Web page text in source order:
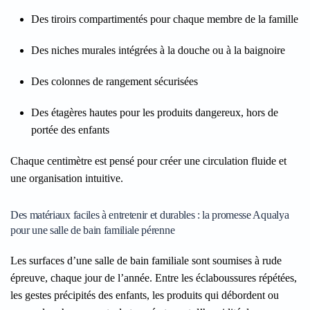
Des tiroirs compartimentés pour chaque membre de la famille
Des niches murales intégrées à la douche ou à la baignoire
Des colonnes de rangement sécurisées
Des étagères hautes pour les produits dangereux, hors de
portée des enfants
Chaque centimètre est pensé pour créer une circulation fluide et
une organisation intuitive.
Des matériaux faciles à entretenir et durables : la promesse Aqualya
pour une salle de bain familiale pérenne
Les surfaces d’une salle de bain familiale sont soumises à rude
épreuve, chaque jour de l’année. Entre les éclaboussures répétées,
les gestes précipités des enfants, les produits qui débordent ou